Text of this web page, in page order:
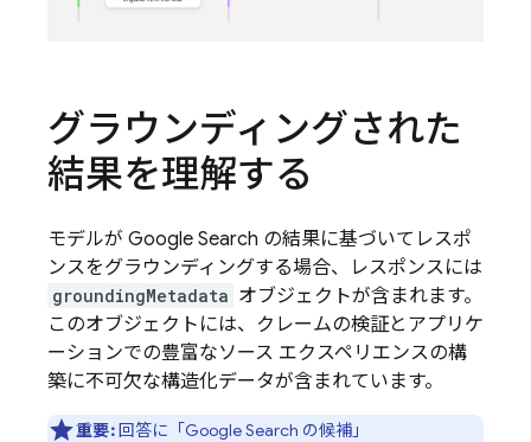
グラウンディングされた
結果を理解する
モデルが Google Search の結果に基づいてレスポ
ンスをグラウンディングする場合、レスポンスには
groundingMetadata オブジェクトが含まれます。
このオブジェクトには、クレームの検証とアプリケ
ーションでの豊富なソース エクスペリエンスの構
築に不可欠な構造化データが含まれています。
重要:回答に「Google Search の候補」